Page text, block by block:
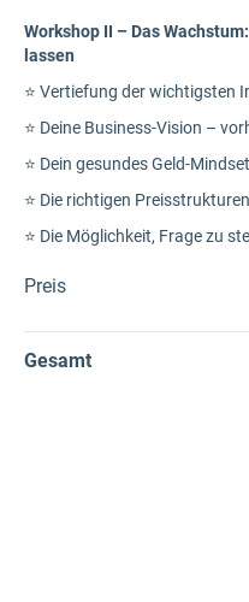
Workshop II – Das
lassen
⭐ Vertiefung der wichtigsten
⭐ Deine Business-Vision –
⭐ Dein gesundes Geld-
⭐ Die richtigen
⭐ Die Möglichkeit, Frage zu
Preis
Gesamt